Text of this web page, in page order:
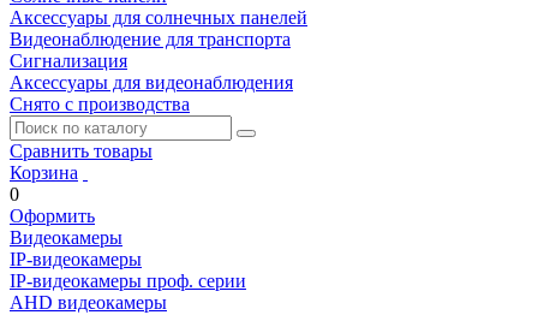
Аксессуары для солнечных панелей
Видеонаблюдение для транспорта
Сигнализация
Аксессуары для видеонаблюдения
Снято с производства
Сравнить товары
Корзина
0
Оформить
Видеокамеры
IP-видеокамеры
IP-видеокамеры проф. серии
AHD видеокамеры